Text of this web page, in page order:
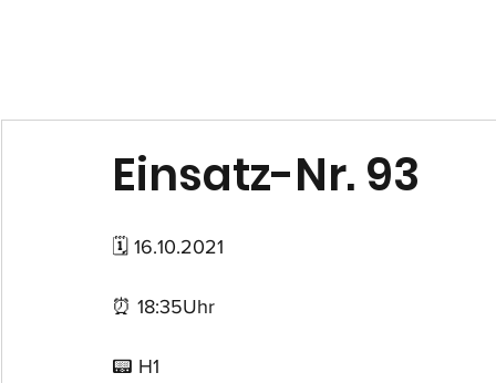
Einsatz-Nr. 93
🗓 16.10.2021
⏰ 18:35Uhr
📟 H1